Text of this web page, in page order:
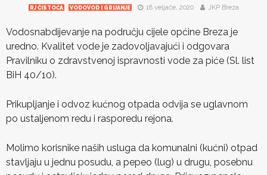
RJ ČISTOĆA VODOVOD I GRIJANJE 18 veljače, 2020 JKP Breza
Vodosnabdijevanje na području cijele općine Breza je
uredno. Kvalitet vode je zadovoljavajući i odgovara
Pravilniku o zdravstvenoj ispravnosti vode za piće (Sl. list
BiH 40/10).
Prikupljanje i odvoz kućnog otpada odvija se uglavnom
po ustaljenom redu i rasporedu rejona.
Molimo korisnike naših usluga da komunalni (kućni) otpad
stavljaju u jednu posudu, a pepeo (lug) u drugu, posebnu